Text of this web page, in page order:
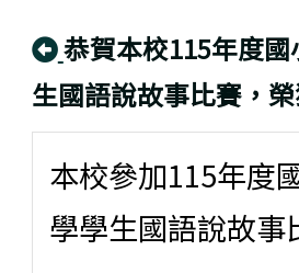
回上頁
恭賀本校115年度
生國語說故事比賽，榮
本校參加115年度
學學生國語說故事